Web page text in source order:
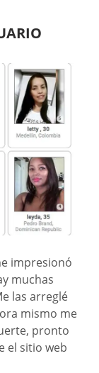
impresionó
muchas
las arreglé
mismo me
pronto
el sitio web